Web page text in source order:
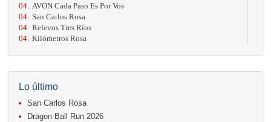
04. AVON Cada Paso Es Por Vos
04. San Carlos Rosa
04. Relevos Tres Ríos
04. Kilómetros Rosa
18. Casa Turire Trail Run
18.
Warriors Run Circuit
18. Samsung Jacó Beach Half Marathon 2026
25. KRun by Under Armour
25. Run Alajuela
Lo último
San Carlos Rosa
Dragon Ball Run 2026